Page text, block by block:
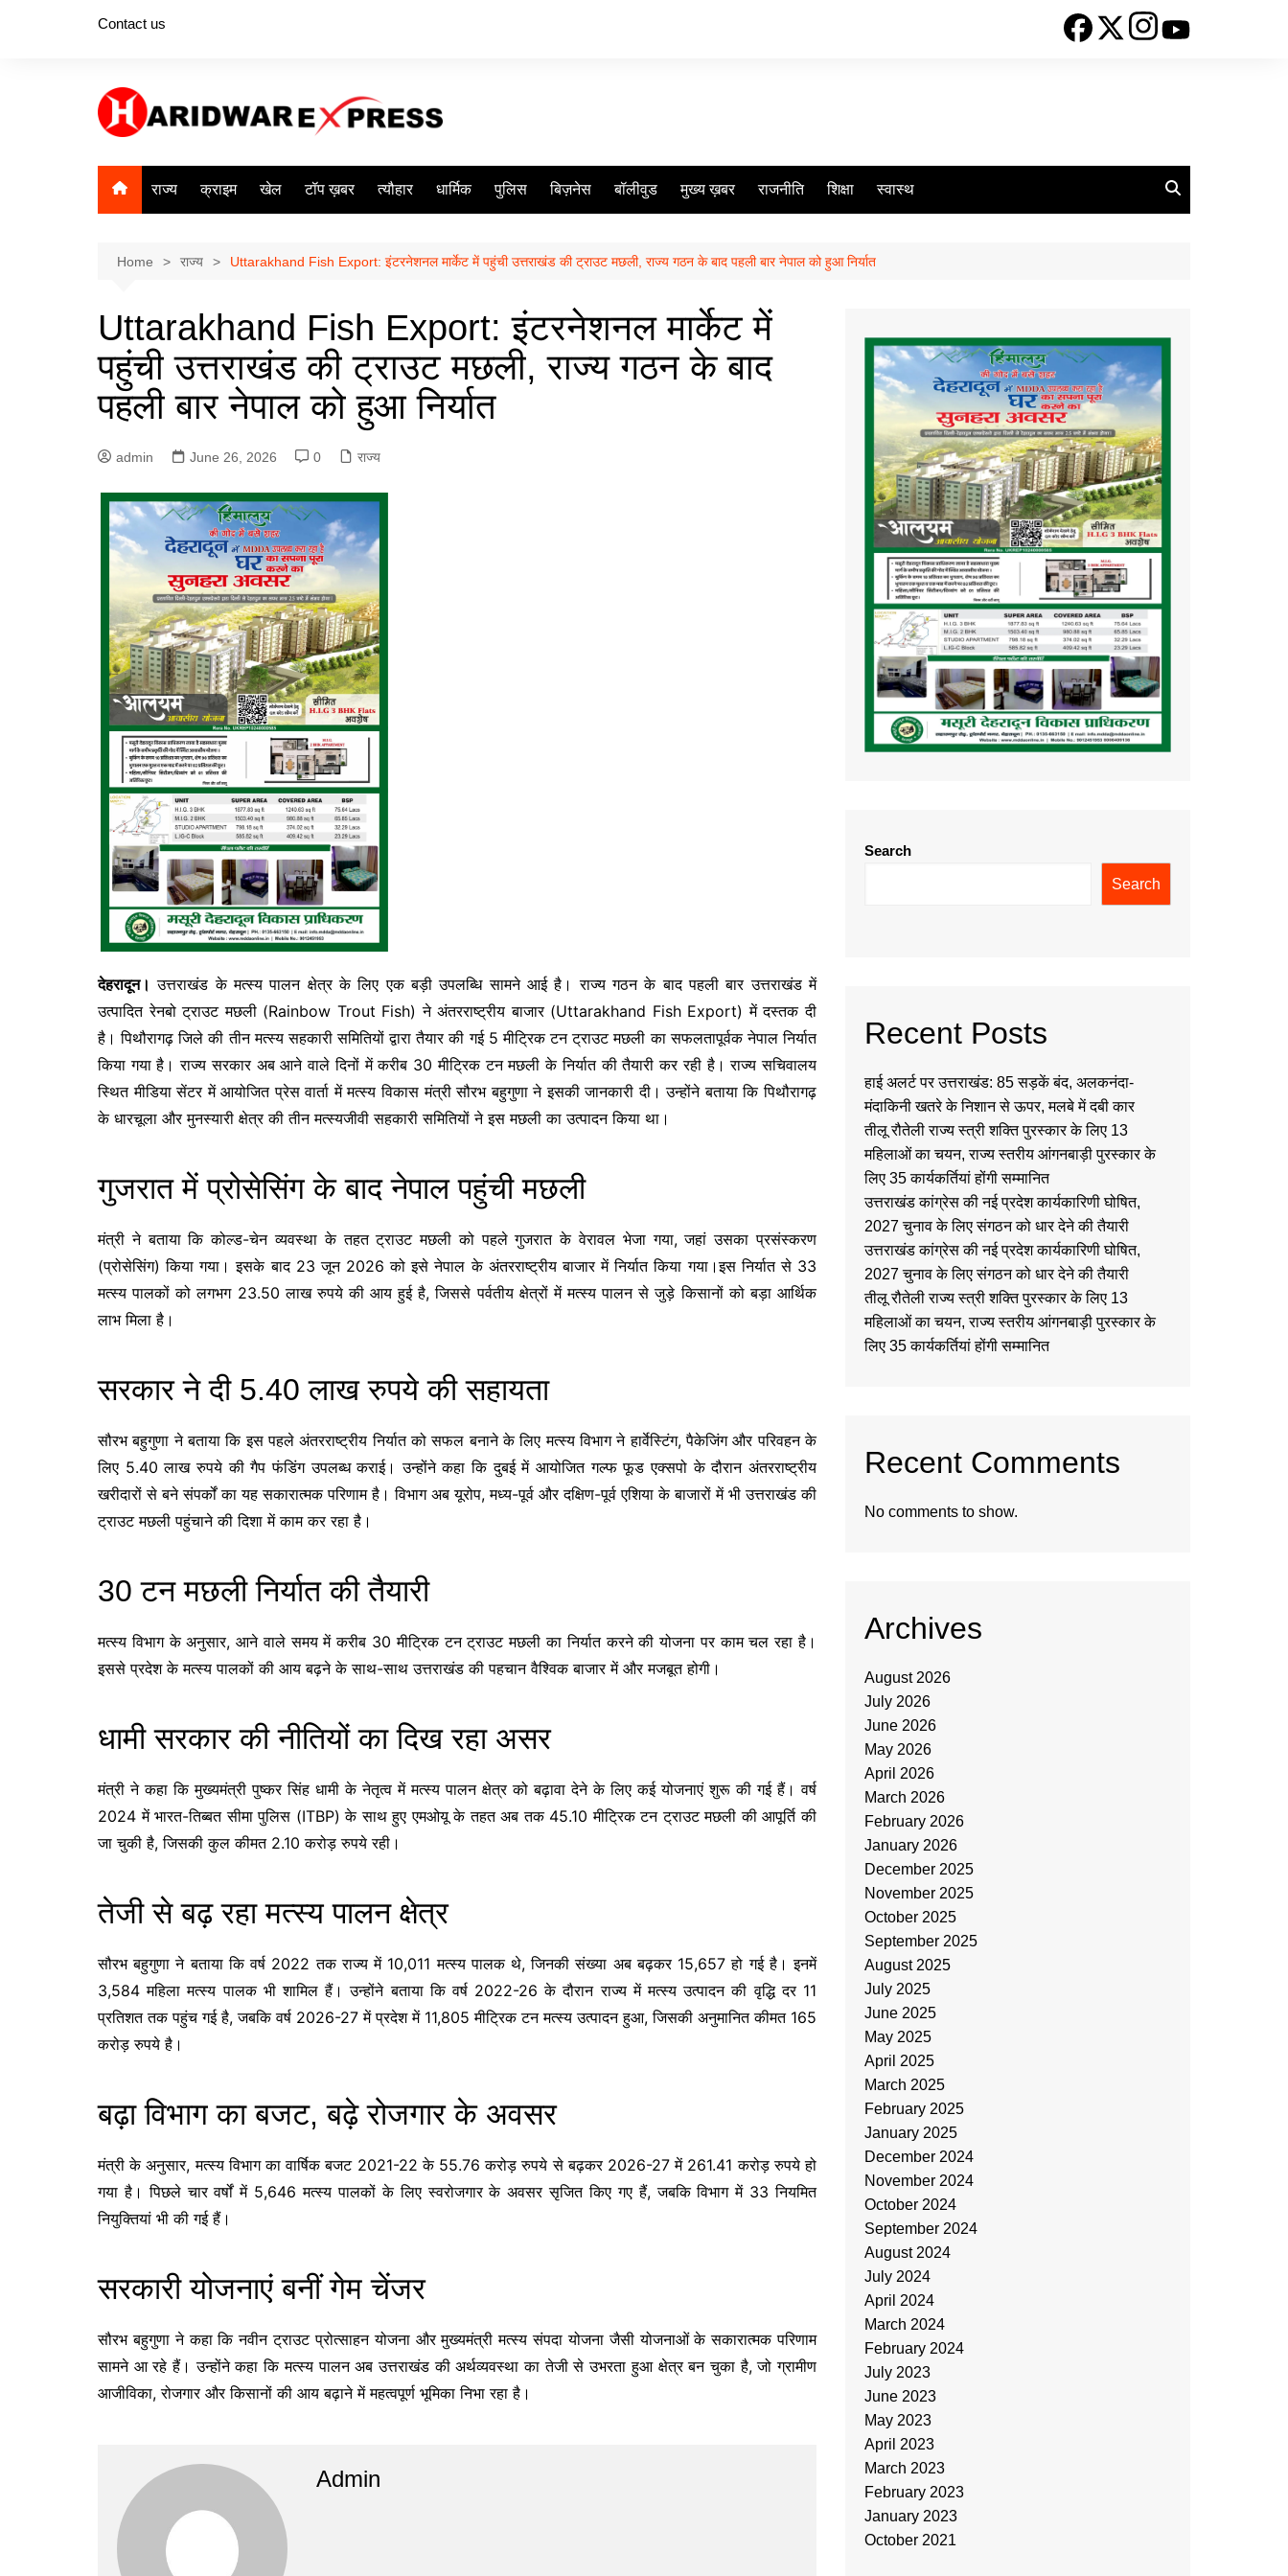
Contact us
राज्य क्राइम खेल टॉप ख़बर त्यौहार धार्मिक पुलिस बिज़नेस बॉलीवुड मुख्य ख़बर राजनीति शिक्षा स्वास्थ
Home राज्य Uttarakhand Fish Export: इंटरनेशनल मार्केट में पहुंची उत्तराखंड की ट्राउट मछली, राज्य गठन के बाद पहली बार नेपाल को हुआ निर्यात
Uttarakhand Fish Export: इंटरनेशनल मार्केट में
पहुंची उत्तराखंड की ट्राउट मछली, राज्य गठन के बाद
पहली बार नेपाल को हुआ निर्यात
admin June 26, 2026 0 राज्य
देहरादून। उत्तराखंड के मत्स्य पालन क्षेत्र के लिए एक बड़ी उपलब्धि सामने आई है। राज्य गठन के बाद पहली बार उत्तराखंड में
उत्पादित रेनबो ट्राउट मछली (Rainbow Trout Fish) ने अंतरराष्ट्रीय बाजार (Uttarakhand Fish Export) में दस्तक दी
है। पिथौरागढ़ जिले की तीन मत्स्य सहकारी समितियों द्वारा तैयार की गई 5 मीट्रिक टन ट्राउट मछली का सफलतापूर्वक नेपाल निर्यात
किया गया है। राज्य सरकार अब आने वाले दिनों में करीब 30 मीट्रिक टन मछली के निर्यात की तैयारी कर रही है। राज्य सचिवालय
स्थित मीडिया सेंटर में आयोजित प्रेस वार्ता में मत्स्य विकास मंत्री सौरभ बहुगुणा ने इसकी जानकारी दी। उन्होंने बताया कि पिथौरागढ़
के धारचूला और मुनस्यारी क्षेत्र की तीन मत्स्यजीवी सहकारी समितियों ने इस मछली का उत्पादन किया था।
गुजरात में प्रोसेसिंग के बाद नेपाल पहुंची मछली
मंत्री ने बताया कि कोल्ड-चेन व्यवस्था के तहत ट्राउट मछली को पहले गुजरात के वेरावल भेजा गया, जहां उसका प्रसंस्करण
(प्रोसेसिंग) किया गया। इसके बाद 23 जून 2026 को इसे नेपाल के अंतरराष्ट्रीय बाजार में निर्यात किया गया।इस निर्यात से 33
मत्स्य पालकों को लगभग 23.50 लाख रुपये की आय हुई है, जिससे पर्वतीय क्षेत्रों में मत्स्य पालन से जुड़े किसानों को बड़ा आर्थिक
लाभ मिला है।
सरकार ने दी 5.40 लाख रुपये की सहायता
सौरभ बहुगुणा ने बताया कि इस पहले अंतरराष्ट्रीय निर्यात को सफल बनाने के लिए मत्स्य विभाग ने हार्वेस्टिंग, पैकेजिंग और परिवहन के
लिए 5.40 लाख रुपये की गैप फंडिंग उपलब्ध कराई। उन्होंने कहा कि दुबई में आयोजित गल्फ फूड एक्सपो के दौरान अंतरराष्ट्रीय
खरीदारों से बने संपर्कों का यह सकारात्मक परिणाम है। विभाग अब यूरोप, मध्य-पूर्व और दक्षिण-पूर्व एशिया के बाजारों में भी उत्तराखंड की
ट्राउट मछली पहुंचाने की दिशा में काम कर रहा है।
30 टन मछली निर्यात की तैयारी
मत्स्य विभाग के अनुसार, आने वाले समय में करीब 30 मीट्रिक टन ट्राउट मछली का निर्यात करने की योजना पर काम चल रहा है।
इससे प्रदेश के मत्स्य पालकों की आय बढ़ने के साथ-साथ उत्तराखंड की पहचान वैश्विक बाजार में और मजबूत होगी।
धामी सरकार की नीतियों का दिख रहा असर
मंत्री ने कहा कि मुख्यमंत्री पुष्कर सिंह धामी के नेतृत्व में मत्स्य पालन क्षेत्र को बढ़ावा देने के लिए कई योजनाएं शुरू की गई हैं। वर्ष
2024 में भारत-तिब्बत सीमा पुलिस (ITBP) के साथ हुए एमओयू के तहत अब तक 45.10 मीट्रिक टन ट्राउट मछली की आपूर्ति की
जा चुकी है, जिसकी कुल कीमत 2.10 करोड़ रुपये रही।
तेजी से बढ़ रहा मत्स्य पालन क्षेत्र
सौरभ बहुगुणा ने बताया कि वर्ष 2022 तक राज्य में 10,011 मत्स्य पालक थे, जिनकी संख्या अब बढ़कर 15,657 हो गई है। इनमें
3,584 महिला मत्स्य पालक भी शामिल हैं। उन्होंने बताया कि वर्ष 2022-26 के दौरान राज्य में मत्स्य उत्पादन की वृद्धि दर 11
प्रतिशत तक पहुंच गई है, जबकि वर्ष 2026-27 में प्रदेश में 11,805 मीट्रिक टन मत्स्य उत्पादन हुआ, जिसकी अनुमानित कीमत 165
करोड़ रुपये है।
बढ़ा विभाग का बजट, बढ़े रोजगार के अवसर
मंत्री के अनुसार, मत्स्य विभाग का वार्षिक बजट 2021-22 के 55.76 करोड़ रुपये से बढ़कर 2026-27 में 261.41 करोड़ रुपये हो
गया है। पिछले चार वर्षों में 5,646 मत्स्य पालकों के लिए स्वरोजगार के अवसर सृजित किए गए हैं, जबकि विभाग में 33 नियमित
नियुक्तियां भी की गई हैं।
सरकारी योजनाएं बनीं गेम चेंजर
सौरभ बहुगुणा ने कहा कि नवीन ट्राउट प्रोत्साहन योजना और मुख्यमंत्री मत्स्य संपदा योजना जैसी योजनाओं के सकारात्मक परिणाम
सामने आ रहे हैं। उन्होंने कहा कि मत्स्य पालन अब उत्तराखंड की अर्थव्यवस्था का तेजी से उभरता हुआ क्षेत्र बन चुका है, जो ग्रामीण
आजीविका, रोजगार और किसानों की आय बढ़ाने में महत्वपूर्ण भूमिका निभा रहा है।
Admin
Search
Search
Recent Posts
हाई अलर्ट पर उत्तराखंड: 85 सड़कें बंद, अलकनंदा-
मंदाकिनी खतरे के निशान से ऊपर, मलबे में दबी कार
तीलू रौतेली राज्य स्त्री शक्ति पुरस्कार के लिए 13
महिलाओं का चयन, राज्य स्तरीय आंगनबाड़ी पुरस्कार के
लिए 35 कार्यकर्तियां होंगी सम्मानित
उत्तराखंड कांग्रेस की नई प्रदेश कार्यकारिणी घोषित,
2027 चुनाव के लिए संगठन को धार देने की तैयारी
उत्तराखंड कांग्रेस की नई प्रदेश कार्यकारिणी घोषित,
2027 चुनाव के लिए संगठन को धार देने की तैयारी
तीलू रौतेली राज्य स्त्री शक्ति पुरस्कार के लिए 13
महिलाओं का चयन, राज्य स्तरीय आंगनबाड़ी पुरस्कार के
लिए 35 कार्यकर्तियां होंगी सम्मानित
Recent Comments
No comments to show.
Archives
August 2026
July 2026
June 2026
May 2026
April 2026
March 2026
February 2026
January 2026
December 2025
November 2025
October 2025
September 2025
August 2025
July 2025
June 2025
May 2025
April 2025
March 2025
February 2025
January 2025
December 2024
November 2024
October 2024
September 2024
August 2024
July 2024
April 2024
March 2024
February 2024
July 2023
June 2023
May 2023
April 2023
March 2023
February 2023
January 2023
October 2021